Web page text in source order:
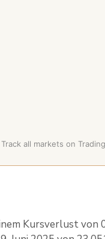
Track all markets on
Kursverlust von